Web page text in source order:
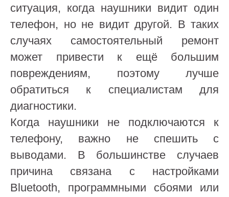
ситуация, когда наушники видит один
телефон, но не видит другой. В таких
случаях самостоятельный ремонт
может привести к ещё большим
повреждениям, поэтому лучше
обратиться к специалистам для
диагностики.
Когда наушники не подключаются к
телефону, важно не спешить с
выводами. В большинстве случаев
причина связана с настройками
Bluetooth, программными сбоями или